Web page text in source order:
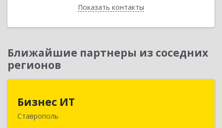
Показать контакты
Назад
Ближайшие партнеры из соседних
регионов
Бизнес ИТ
Ставрополь
355035, Ставропольский край, Ставрополь г, 1